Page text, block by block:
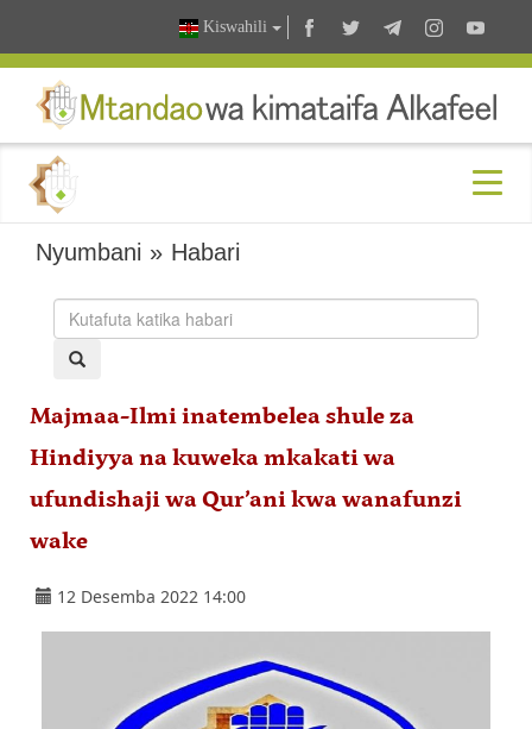
Kiswahili
Nyumbani » Habari
Majmaa-Ilmi inatembelea shule za
Hindiyya na kuweka mkakati wa
ufundishaji wa Qur’ani kwa wanafunzi
wake
12 Desemba 2022 14:00